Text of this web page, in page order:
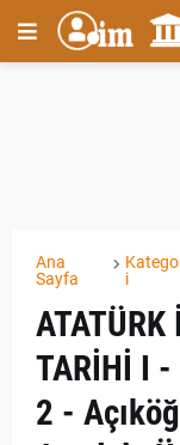
Ana
Sayfa
i
ATATÜRK
TARİHİ I -
2 -